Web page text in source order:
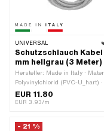
UNIVERSAL
Schutzschlauch Kabel
mm hellgrau (3 Meter)
Hersteller: Made in Italy ·
Polyvinylchlorid (PVC-U_hart)
grau · Ø aussen: 11.5 mm · Ø
10 mm · Gesamtlänge: 3000
EUR 11.80
EUR 3.93/m
- 21 %